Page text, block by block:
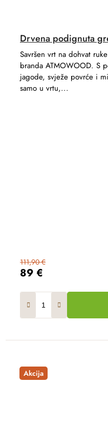
Drvena podignuta
89 €
111,90 €
Savršen vrt na dohvat
branda ATMOWOOD. S
jagode, svježe povrće i
samo u vrtu,...
Akcija